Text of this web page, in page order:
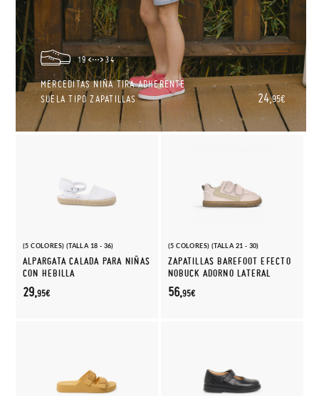
19 34
MERCEDITAS NIÑA TIRA ADHERENTE
SUELA TIPO ZAPATILLAS
24,95€
(5 COLORES) (TALLA 18 - 36)
ALPARGATA CALADA PARA NIÑAS
CON HEBILLA
29,95€
(5 COLORES) (TALLA 21 - 30)
ZAPATILLAS BAREFOOT EFECTO
NOBUCK ADORNO LATERAL
56,95€